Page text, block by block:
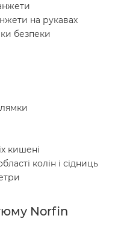
на рукавах
безпеки
кишені
колін і сідниць
Norfin